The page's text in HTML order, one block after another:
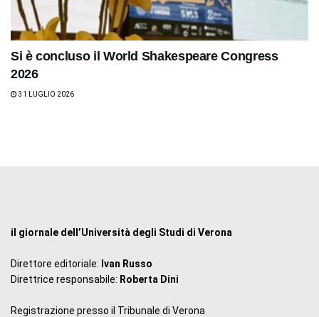
Si è concluso il World Shakespeare Congress
2026
31 LUGLIO 2026
il giornale dell’Università degli Studi di Verona
Direttore editoriale: Ivan Russo
Direttrice responsabile: Roberta Dini
Registrazione presso il Tribunale di Verona